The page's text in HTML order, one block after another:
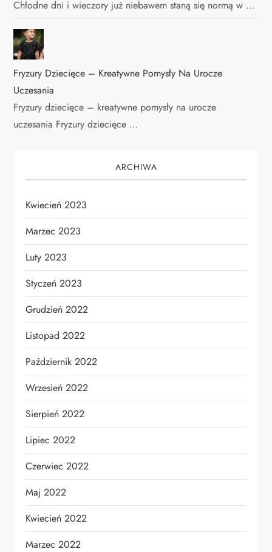
Chłodne dni i wieczory już niebawem staną się normą w …
Fryzury Dziecięce – Kreatywne Pomysły Na Urocze
Uczesania
Fryzury dziecięce – kreatywne pomysły na urocze
uczesania Fryzury dziecięce …
ARCHIWA
Kwiecień 2023
Marzec 2023
Luty 2023
Styczeń 2023
Grudzień 2022
Listopad 2022
Październik 2022
Wrzesień 2022
Sierpień 2022
Lipiec 2022
Czerwiec 2022
Maj 2022
Kwiecień 2022
Marzec 2022